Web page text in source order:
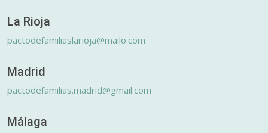
La Rioja
pactodefamiliaslarioja@mailo.com
Madrid
pactodefamilias.madrid@gmail.com
Málaga